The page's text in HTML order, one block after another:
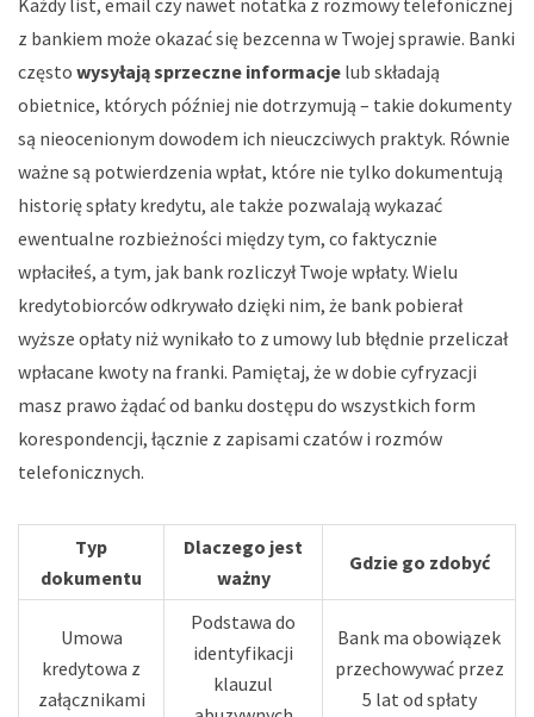
Każdy list, email czy nawet notatka z rozmowy telefonicznej
z bankiem może okazać się bezcenna w Twojej sprawie. Banki
często wysyłają sprzeczne informacje lub składają
obietnice, których później nie dotrzymują – takie dokumenty
są nieocenionym dowodem ich nieuczciwych praktyk. Równie
ważne są potwierdzenia wpłat, które nie tylko dokumentują
historię spłaty kredytu, ale także pozwalają wykazać
ewentualne rozbieżności między tym, co faktycznie
wpłaciłeś, a tym, jak bank rozliczył Twoje wpłaty. Wielu
kredytobiorców odkrywało dzięki nim, że bank pobierał
wyższe opłaty niż wynikało to z umowy lub błędnie przeliczał
wpłacane kwoty na franki. Pamiętaj, że w dobie cyfryzacji
masz prawo żądać od banku dostępu do wszystkich form
korespondencji, łącznie z zapisami czatów i rozmów
telefonicznych.
Typ
dokumentu
Dlaczego jest
ważny
Gdzie go zdobyć
Umowa
kredytowa z
załącznikami
Podstawa do
identyfikacji
klauzul
Bank ma obowiązek
przechowywać przez
5 lat od spłaty